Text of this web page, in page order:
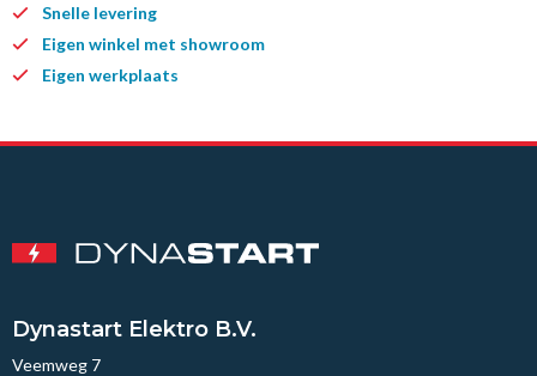
Snelle levering
Eigen winkel met showroom
Eigen werkplaats
Dynastart Elektro B.V.
Veemweg 7